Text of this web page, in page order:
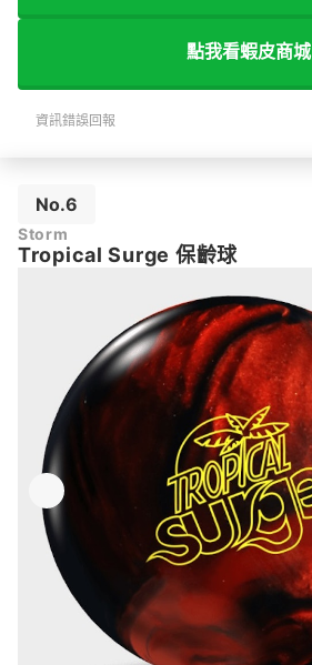
點我看蝦皮商城
資訊錯誤回報
No.6
Storm
Tropical Surge 保齡球